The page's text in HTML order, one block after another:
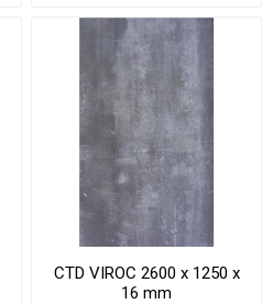
CTD VIROC 2600 x 1250 x
16 mm